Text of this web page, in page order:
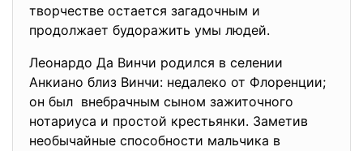
творчестве остается загадочным и
продолжает будоражить умы людей.
Леонардо Да Винчи родился в селении
Анкиано близ Винчи: недалеко от Флоренции;
он был внебрачным сыном зажиточного
нотариуса и простой крестьянки. Заметив
необычайные способности мальчика в